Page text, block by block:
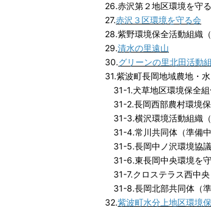
26.赤沢第２地区環境を守る
27.赤沢３区環境を守る会
28.紫野環境保全活動組織（
29.清水の里遠山
30.グリーンの里北田活動
31.紫波町長岡地域農地・
31-1.犬草地区環境保全組
31-2.長岡西部農村環境保
31-3.横沢環境活動組織（
31-4.常川共同体（準備中
31-5.長岡中ノ沢環境協議
31-6.東長岡中央環境を守
31-7.クロステラス西中央
31-8.長岡北部共同体（準
32.紫波町水分上地区環境